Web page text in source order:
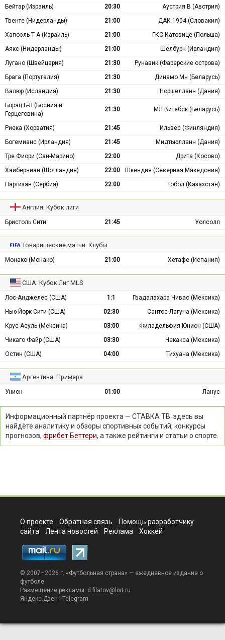
Бейтар (Израиль) 20:30
Аустрия В (Австрия)
Твенте (Нидерланды)
21:00
ДАК 1904 (Словакия)
Хапоэль Т-А (Израиль)
21:00
ГКС Катовице (Польша)
Аякс (Нидерланды)
21:00
Шелбурн (Ирландия)
Лугано (Швейцария)
21:30
Рунавик (Фарерские острова)
Брага (Португалия)
21:30
Динамо Мн (Беларусь)
Валюр (Исландия)
21:30
Норшелланн (Дания)
Борац Б-Л (Босния и
Герцеговина)
21:30 МЛ Витебск (Беларусь)
Риека (Хорватия) 21:45
Ильвес (Финляндия)
Богемианс (Ирландия)
21:45
Мидтьюлланн (Дания)
Тре Фиори (Сан-Марино)
22:00
Дрита (Косово)
Хайберниан (Шотландия)
22:00
Шкендия (Северная Македония)
Партизан (Сербия)
22:00 Тобол (Казахстан)
Англия: Кубок лиги
Бристоль Сити 21:45 Уолсолл
Товарищеские матчи: Клубы
Монако (Монако) 21:00 Хетафе (Испания)
США: Кубок Лиг MLS
Лос-Анджелес (США) 1:1
Гвадалахара Чивас (Мексика)
Нью-Йорк Сити (США)
02:30
Сантос Лагуна (Мексика)
Крус Асуль (Мексика)
03:00
Филадельфия Юнион (США)
Чикаго Файр (США)
03:30
Некакса (Мексика)
Остин (США)
04:00 Тихуана (Мексика)
Аргентина: Примера
Унион 01:00 Ланус
Информационный партнёр проекта — СТАВКА ТВ: здесь вы
найдёте аналитику и обзоры спортивных событий, конкурсы
прогнозов, фрибет Беттери, а также рейтинги и статьи о спорте.
О проекте Обратная связь
Помощь разработчику
сайта
Лента новостей Реклама Хоккей
© 2007–2026 г. «Футбольная страна» — ежедневное издание о
футболе
Размещение рекламы: d.filatov@list.ru
Яндекс.Дзен
Telegram